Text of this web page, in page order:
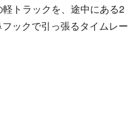
トラックを、途中にある2
ックで引っ張るタイムレー